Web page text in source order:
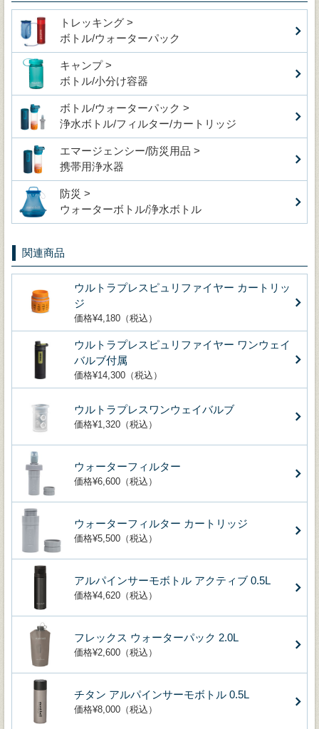
トレッキング >
ボトル/ウォーターパック
キャンプ >
ボトル/小分け容器
ボトル/ウォーターパック >
浄水ボトル/フィルター/カートリッジ
エマージェンシー/防災用品 >
携帯用浄水器
防災 >
ウォーターボトル/浄水ボトル
関連商品
ウルトラプレスピュリファイヤー カートリッ
ジ
価格¥4,180（税込）
ウルトラプレスピュリファイヤー ワンウェイ
バルブ付属
価格¥14,300（税込）
ウルトラプレスワンウェイバルブ
価格¥1,320（税込）
ウォーターフィルター
価格¥6,600（税込）
ウォーターフィルター カートリッジ
価格¥5,500（税込）
アルパインサーモボトル アクティブ 0.5L
価格¥4,620（税込）
フレックス ウォーターパック 2.0L
価格¥2,600（税込）
チタン アルパインサーモボトル 0.5L
価格¥8,000（税込）